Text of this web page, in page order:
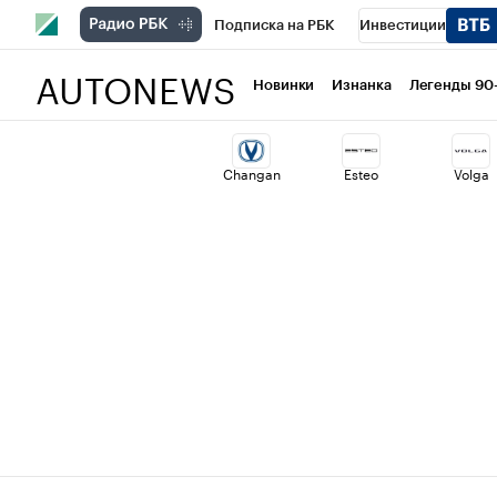
Подписка на РБК Инвестиции
Национальные проекты Город
Кредитные рейтинги Франшизы
AUTONEWS Новинки Изнанка Легенды
Changan Esteo Volga